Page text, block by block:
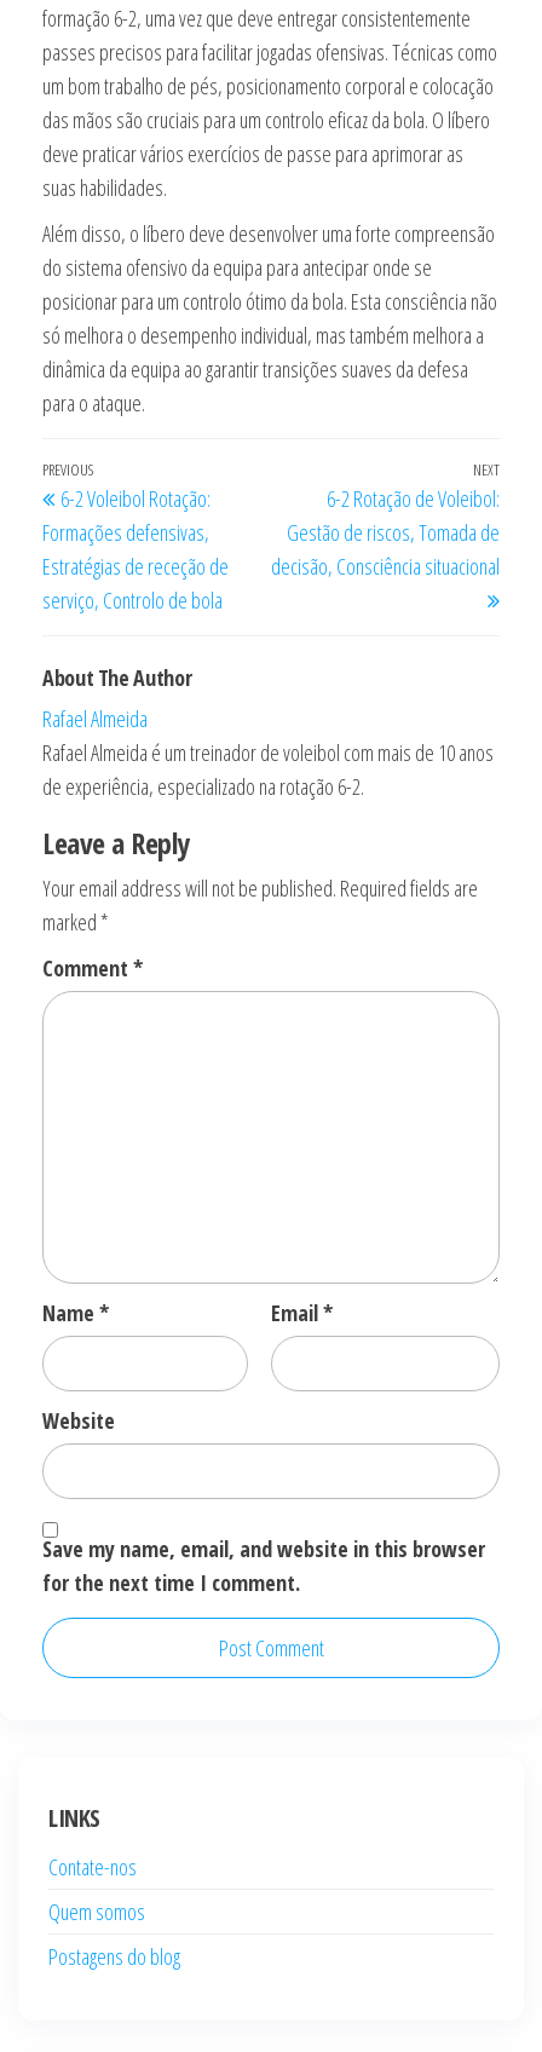
formação 6-2, uma vez que deve entregar consistentemente
passes precisos para facilitar jogadas ofensivas. Técnicas como
um bom trabalho de pés, posicionamento corporal e colocação
das mãos são cruciais para um controlo eficaz da bola. O líbero
deve praticar vários exercícios de passe para aprimorar as
suas habilidades.
Além disso, o líbero deve desenvolver uma forte compreensão
do sistema ofensivo da equipa para antecipar onde se
posicionar para um controlo ótimo da bola. Esta consciência não
só melhora o desempenho individual, mas também melhora a
dinâmica da equipa ao garantir transições suaves da defesa
para o ataque.
Post
navigation
Previous
Post
PREVIOUS
6-2 Voleibol Rotação:
Formações defensivas,
Estratégias de receção de
serviço, Controlo de bola
Next
NEXT
6-2 Rotação de Voleibol:
Gestão de riscos, Tomada de
decisão, Consciência situacional
About The Author
Rafael Almeida
Rafael Almeida é um treinador de voleibol com mais de 10 anos
de experiência, especializado na rotação 6-2.
Leave a Reply
Your email address will not be published. Required fields are
marked *
Comment *
Name * Email*
Website
Save my name, email, and website in this browser
for the next time I comment.
LINKS
Contate-nos
Quem somos
Postagens do blog